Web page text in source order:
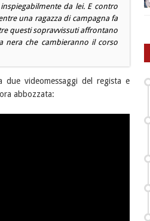
da lei. E contro
una ragazza di campagna fa
questi sopravvissuti affrontano
nera che cambieranno il corso
due videomessaggi del regista e
abbozzata: